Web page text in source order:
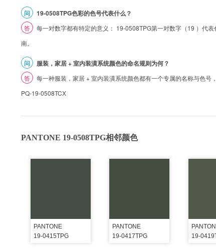
问 19-0508TPG色彩的色号代表什么？
答
每一对数字都有特定的意义： 19-0508TPG第一对数字（19 ）代
南。
问 服装，家居 + 室内装潢系统颜色的命名规则为何？
答
每一种服装，家居 + 室内装潢系统颜色都有一个专属的名称与色
PQ-19-0508TCX
PANTONE 19-0508TPG相邻颜色
PANTONE
19-0415TPG
PANTONE
19-0417TPG
19-